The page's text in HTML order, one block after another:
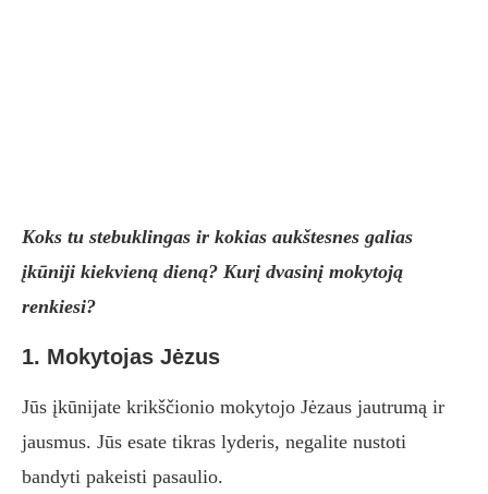
Koks tu stebuklingas ir kokias aukštesnes galias
įkūniji kiekvieną dieną? Kurį dvasinį mokytoją
renkiesi?
1. Mokytojas Jėzus
Jūs įkūnijate krikščionio mokytojo Jėzaus jautrumą ir
jausmus. Jūs esate tikras lyderis, negalite nustoti
bandyti pakeisti pasaulio.